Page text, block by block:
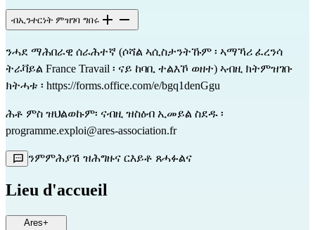
ብኢንተርነት ምዝገባ ግበሩ
ንሓደ ማሕበራዊ ሰራሕተኛ (ሶሻል ኣሲስታንትኹም ፡ ኣማኻሪ ፈረንሳ
ትራቫይል France Travail ፡ ናይ ከባቢ ተልእኾ ወዘተ) ኣብዚ ክትምዝገቡ
ክትሓቱ ፡ https://forms.office.com/e/bgq1denGgu
ሕቶ ምስ ዝህልወኩም፡ ናብዚ ዝስዕብ ኢመይል ስደዱ ፡
programme.exploi@ares-association.fr
ንምምሕያሽ ዝሕግዙና ርእይቶ ጸሓፉልና
Lieu d'accueil
Ares+